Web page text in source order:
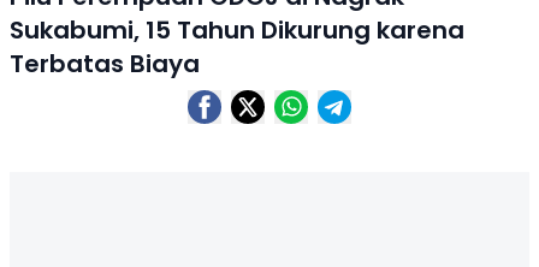
Sukabumi, 15 Tahun Dikurung karena
Terbatas Biaya